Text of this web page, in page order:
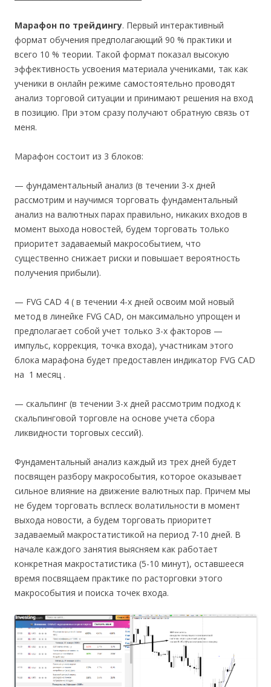
Марафон по трейдингу. Первый интерактивный
формат обучения предполагающий 90 % практики и
всего 10 % теории. Такой формат показал высокую
эффективность усвоения материала учениками, так как
ученики в онлайн режиме самостоятельно проводят
анализ торговой ситуации и принимают решения на вход
в позицию. При этом сразу получают обратную связь от
меня.
Марафон состоит из 3 блоков:
— фундаментальный анализ (в течении 3-х дней
рассмотрим и научимся торговать фундаментальный
анализ на валютных парах правильно, никаких входов в
момент выхода новостей, будем торговать только
приоритет задаваемый макрособытием, что
существенно снижает риски и повышает вероятность
получения прибыли).
— FVG CAD 4 ( в течении 4-х дней освоим мой новый
метод в линейке FVG CAD, он максимально упрощен и
предполагает собой учет только 3-х факторов —
импульс, коррекция, точка входа), участникам этого
блока марафона будет предоставлен индикатор FVG CAD
на 1 месяц .
— скальпинг (в течении 3-х дней рассмотрим подход к
скальпинговой торговле на основе учета сбора
ликвидности торговых сессий).
Фундаментальный анализ каждый из трех дней будет
посвящен разбору макрособытия, которое оказывает
сильное влияние на движение валютных пар. Причем мы
не будем торговать всплеск волатильности в момент
выхода новости, а будем торговать приоритет
задаваемый макростатистикой на период 7-10 дней. В
начале каждого занятия выясняем как работает
конкретная макростатистика (5-10 минут), оставшееся
время посвящаем практике по расторговки этого
макрособытия и поиска точек входа.